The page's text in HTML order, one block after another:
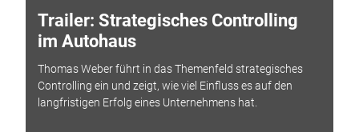
Trailer: Strategisches Controlling
im Autohaus
Thomas Weber führt in das Themenfeld strategisches
Controlling ein und zeigt, wie viel Einfluss es auf den
langfristigen Erfolg eines Unternehmens hat.